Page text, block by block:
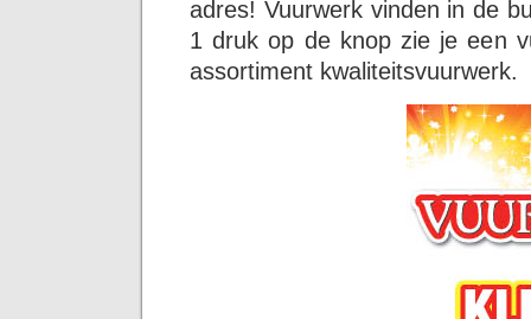
adres! Vuurwerk vinden in de
1 druk op de knop zie je een
assortiment kwaliteitsvuurwerk.